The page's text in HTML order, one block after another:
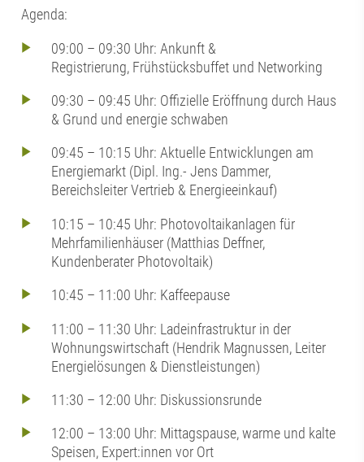
Agenda:
09:00 – 09:30 Uhr: Ankunft &
Registrierung, Frühstücksbuffet und Networking
09:30 – 09:45 Uhr: Offizielle Eröffnung durch Haus
& Grund und energie schwaben
09:45 – 10:15 Uhr: Aktuelle Entwicklungen am
Energiemarkt (Dipl. Ing.- Jens Dammer,
Bereichsleiter Vertrieb & Energieeinkauf)
10:15 – 10:45 Uhr: Photovoltaikanlagen für
Mehrfamilienhäuser (Matthias Deffner,
Kundenberater Photovoltaik)
10:45 – 11:00 Uhr: Kaffeepause
11:00 – 11:30 Uhr: Ladeinfrastruktur in der
Wohnungswirtschaft (Hendrik Magnussen, Leiter
Energielösungen & Dienstleistungen)
11:30 – 12:00 Uhr: Diskussionsrunde
12:00 – 13:00 Uhr: Mittagspause, warme und kalte
Speisen, Expert:innen vor Ort